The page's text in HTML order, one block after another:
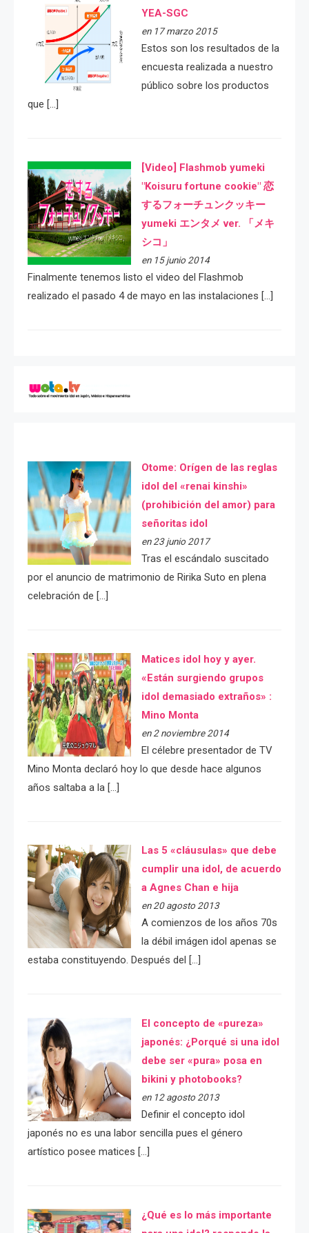
YEA-SGC
en 17 marzo 2015
Estos son los resultados de la
encuesta realizada a nuestro
público sobre los productos
que […]
[Video] Flashmob yumeki
"Koisuru fortune cookie" 恋
するフォーチュンクッキー
yumeki エンタメ ver. 「メキ
シコ」
en 15 junio 2014
Finalmente tenemos listo el video del Flashmob
realizado el pasado 4 de mayo en las instalaciones […]
Otome: Orígen de las reglas
idol del «renai kinshi»
(prohibición del amor) para
señoritas idol
en 23 junio 2017
Tras el escándalo suscitado
por el anuncio de matrimonio de Ririka Suto en plena
celebración de […]
Matices idol hoy y ayer.
«Están surgiendo grupos
idol demasiado extraños» :
Mino Monta
en 2 noviembre 2014
El célebre presentador de TV
Mino Monta declaró hoy lo que desde hace algunos
años saltaba a la […]
Las 5 «cláusulas» que debe
cumplir una idol, de acuerdo
a Agnes Chan e hija
en 20 agosto 2013
A comienzos de los años 70s
la débil imágen idol apenas se
estaba constituyendo. Después del […]
El concepto de «pureza»
japonés: ¿Porqué si una idol
debe ser «pura» posa en
bikini y photobooks?
en 12 agosto 2013
Definir el concepto idol
japonés no es una labor sencilla pues el género
artístico posee matices […]
¿Qué es lo más importante